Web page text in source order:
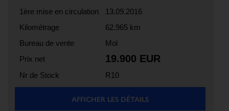
1ère mise en circulation
13.09.2016
Kilométrage
62.965 km
Bureau de vente
Mol
Prix net
19.900 EUR
Nr de Stock R10
AFFICHER LES DÉTAILS